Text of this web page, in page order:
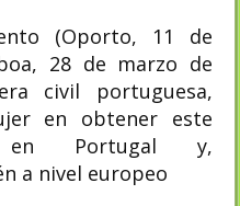
(Oporto, 11 de
28 de marzo de
civil portuguesa,
en obtener este
en Portugal y,
a nivel europeo